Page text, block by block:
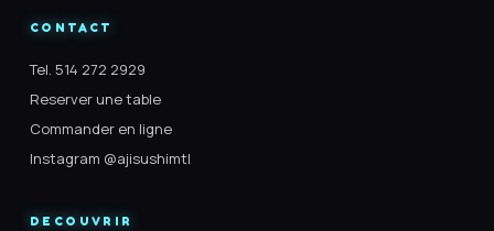
CONTACT
Tel. 514 272 2929
Reserver une table
Commander en ligne
Instagram @ajisushimtl
DECOUVRIR